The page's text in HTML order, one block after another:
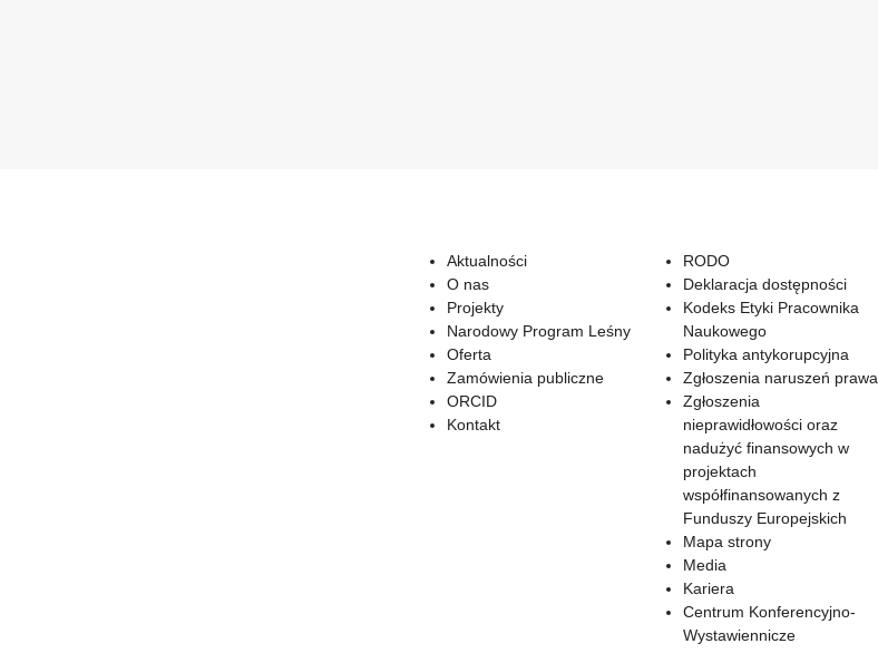
Aktualności
O nas
Projekty
Narodowy Program Leśny
Oferta
Zamówienia publiczne
ORCID
Kontakt
RODO
Deklaracja dostępności
Kodeks Etyki Pracownika
Naukowego
Polityka antykorupcyjna
Zgłoszenia naruszeń prawa
Zgłoszenia
nieprawidłowości oraz
nadużyć finansowych w
projektach
współfinansowanych z
Funduszy Europejskich
Mapa strony
Media
Kariera
Centrum Konferencyjno-
Wystawiennicze